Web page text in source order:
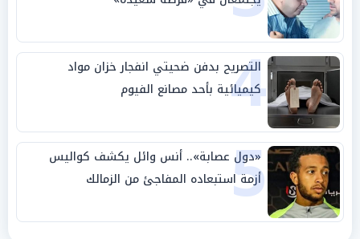
4
التصريح بدفن ضحيتي انفجار خزان مواد
كيميائية بأحد مصانع الفيوم
5
«دول عصابة».. أنس وائل يكشف كواليس
أزمة استبعاده المفاجئ من الزمالك